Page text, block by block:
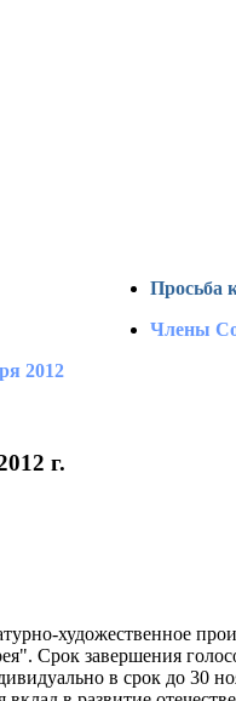
Просьба
Члены
2012
г.
художественное
Срок завершения
в срок до 30